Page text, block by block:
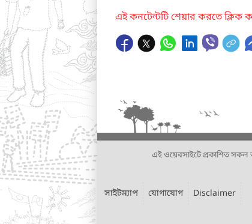
এই কনটেন্টটি শেয়ার করতে ক্লিক
এই ওয়েবসাইটে প্রকাশিত সকল
সাইটম্যাপ যোগাযোগ Disclaimer